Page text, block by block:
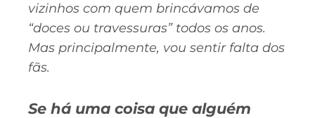
vizinhos com quem brincávamos de
“doces ou travessuras” todos os anos.
Mas principalmente, vou sentir falta dos
fãs.
Se há uma coisa que alguém